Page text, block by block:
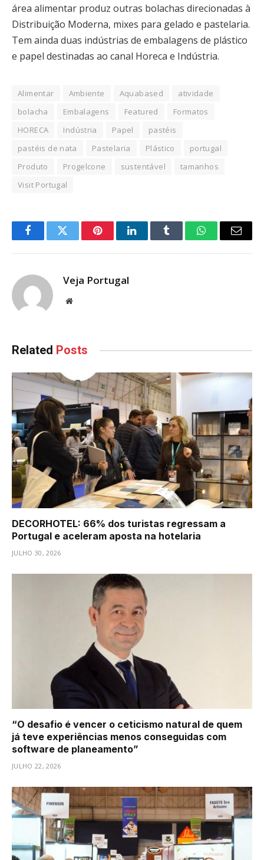
área alimentar produz outras bolachas direcionadas à
Distribuição Moderna, mixes para gelado e pastelaria.
Tem ainda duas indústrias de embalagens de plástico
e papel destinadas ao canal Horeca e Indústria.
Alimentar Ambiente Aquabased
atividade
bolacha
Embalagens Featured
Formatos
HORECA
Indústria Papel
pastéis
pastéis de nata
Pastelaria Plástico
portugal
Produto
Progelcone sustentável
tamanhos
Visit Portugal
FacebookTwitter PinterestLinkedInTumblr WhatsAppEmail
Veja Portugal
Website
Related Posts
DECORHOTEL: 66% dos turistas regressam a
Portugal e aceleram aposta na hotelaria
JULHO 30, 2026
“O desafio é vencer o ceticismo natural de quem
já teve experiências menos conseguidas com
software de planeamento”
JULHO 22, 2026